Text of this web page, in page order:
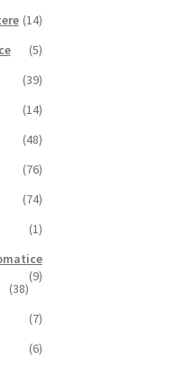
(14)
(5)
(39)
(14)
(48)
(76)
(74)
(1)
(9)
(38)
(7)
(6)